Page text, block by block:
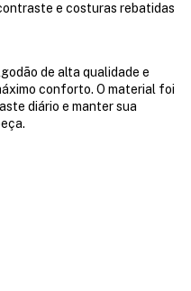
e costuras rebatidas
de alta qualidade e
conforto. O material foi
diário e manter sua